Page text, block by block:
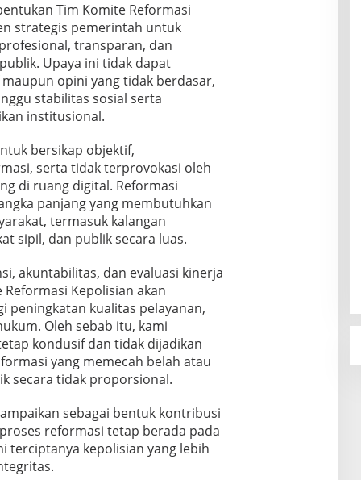
Tim Komite Reformasi
strategis pemerintah untuk
transparan, dan
Upaya ini tidak dapat
opini yang tidak berdasar,
stabilitas sosial serta
institusional.
bersikap objektif,
serta tidak terprovokasi oleh
di ruang digital. Reformasi
panjang yang membutuhkan
termasuk kalangan
sipil, dan publik secara luas.
akuntabilitas, dan evaluasi kinerja
Kepolisian akan
peningkatan kualitas pelayanan,
Oleh sebab itu, kami
kondusif dan tidak dijadikan
yang memecah belah atau
secara tidak proporsional.
sebagai bentuk kontribusi
reformasi tetap berada pada
terciptanya kepolisian yang lebih